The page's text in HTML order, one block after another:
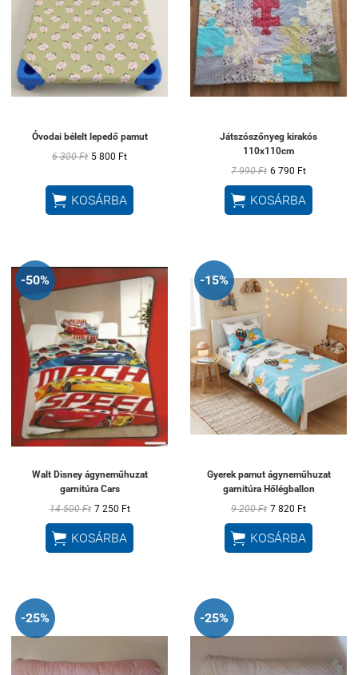
Óvodai bélelt lepedő pamut
6 300 Ft 5 800 Ft
 KOSÁRBA
Játszószőnyeg kirakós
110x110cm
7 990 Ft 6 790 Ft
 KOSÁRBA
-50%
Walt Disney ágyneműhuzat
garnitúra Cars
14 500 Ft 7 250 Ft
 KOSÁRBA
-15%
Gyerek pamut ágyneműhuzat
garnitúra Hőlégballon
9 200 Ft 7 820 Ft
 KOSÁRBA
-25% -25%